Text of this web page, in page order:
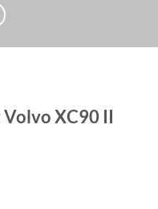
XC90 II